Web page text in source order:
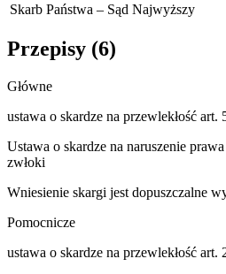
Skarb Państwa – Sąd Najwyższy
Przepisy (6)
Główne
ustawa o skardze na przewlekłość art.
Ustawa o skardze na naruszenie
zwłoki
Wniesienie skargi jest dopuszczalne
Pomocnicze
ustawa o skardze na przewlekłość art.